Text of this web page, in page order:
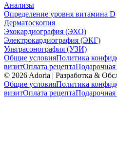
Анализы
Определение уровня витамина D
Дерматоскопия
Эхокардиография (ЭХО)
Электрокардиография (ЭКГ)
Ультрасонография (УЗИ)
Общие условияПолитика
визитОплата рецептаПодарочная
© 2026 Adoria | Разработка &
Общие условияПолитика
визитОплата рецептаПодарочная